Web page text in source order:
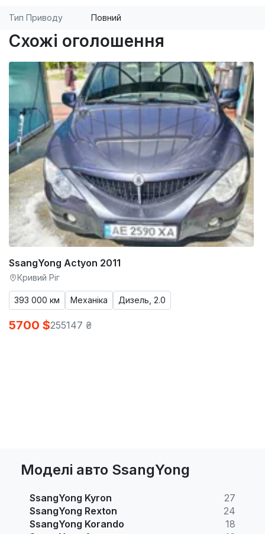
Тип Приводу Повний
Схожі оголошення
SsangYong Actyon 2011
Кривий Ріг
393 000 км Механіка Дизель, 2.0
5700 $255147 ₴
Моделі авто SsangYong
SsangYong Kyron
27
SsangYong Rexton
24
SsangYong Korando
18